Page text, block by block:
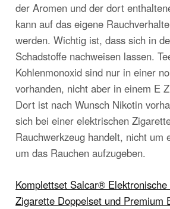
der Aromen und der dort
kann auf das eigene
werden. Wichtig ist, dass sich in
Schadstoffe nachweisen lassen.
Kohlenmonoxid sind nur in einer
vorhanden, nicht aber in einem E
Dort ist nach Wunsch Nikotin
sich bei einer elektrischen
Rauchwerkzeug handelt, nicht um
um das Rauchen aufzugeben.
Komplettset Salcar®
Zigarette Doppelset und Premium